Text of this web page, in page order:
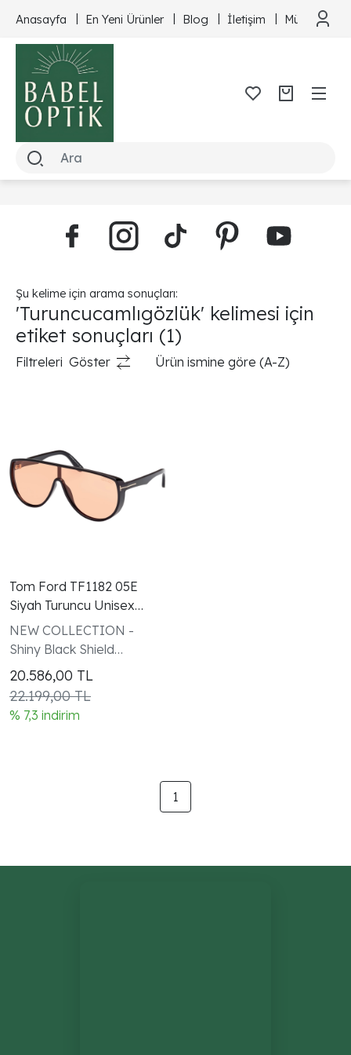
Anasayfa En Yeni Ürünler Blog İletişim Müşteri
Şu kelime için arama sonuçları:
'Turuncucamlıgözlük' kelimesi için
etiket sonuçları (1)
Filtreleri Göster Ürün ismine göre (A-Z)
Tom Ford TF1182 05E
Siyah Turuncu Unisex
Güneş Gözlüğü
NEW COLLECTION -
Shiny Black Shield
Sunglasses
(PHOTOCHROMIC)
20.586,00 TL
22.199,00 TL
% 7,3 indirim
1